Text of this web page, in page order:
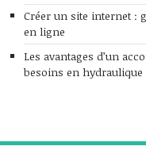
Créer un site internet :
en ligne
Les avantages d’un
besoins en hydraulique